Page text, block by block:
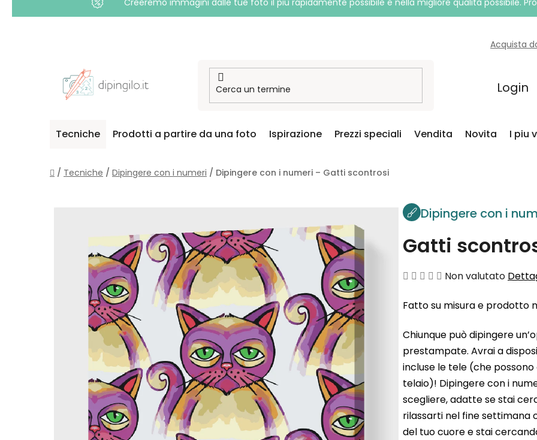
Creeremo immagini dalle tue foto il più rapidamente possibile e nella migliore qualità possibile.
Acquista
Login
Tecniche Prodotti a partire da una foto Ispirazione Prezzi speciali Vendita Novita I piu
Casa
/ Tecniche / Dipingere con i numeri / Dipingere con i numeri – Gatti scontrosi
Dipingere con i
Gatti
La
media
prodotto
è
0,0
su
5
stelle.
Non valutato
Fatto su misura e prodotto
Chiunque può dipingere
prestampate. Avrai a
incluse le tele (che
telaio)! Dipingere con i
scegliere, adatte se stai
rilassarti nel fine settimana
del tuo cuore e stai